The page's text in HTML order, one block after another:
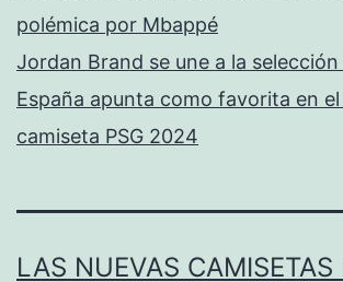
polémica por Mbappé
Jordan Brand se une a la selección
España apunta como favorita en
camiseta PSG 2024
LAS NUEVAS CAMISETAS